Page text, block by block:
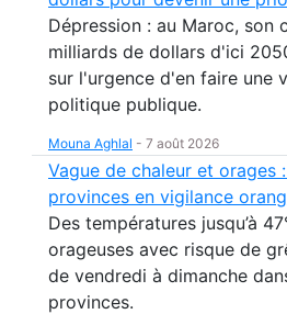
Dépression : au Maroc, son
milliards de dollars d'ici
sur l'urgence d'en faire une
politique publique.
Mouna Aghlal - 7 août 2026
Vague de chaleur et orages
provinces en vigilance
Des températures jusqu’à
orageuses avec risque de
de vendredi à dimanche
provinces.